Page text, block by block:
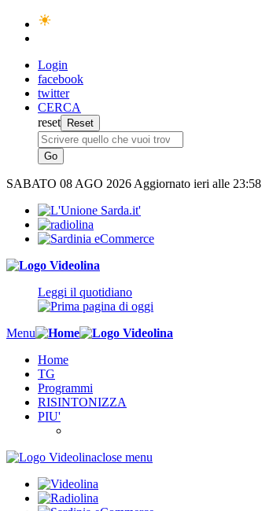
Login
facebook
twitter
CERCA
reset
SABATO 08 AGO 2026 Aggiornato ieri alle 23:58
Leggi il quotidiano
Menu
Home
TG
Programmi
RISINTONIZZA
PIU'
close menu